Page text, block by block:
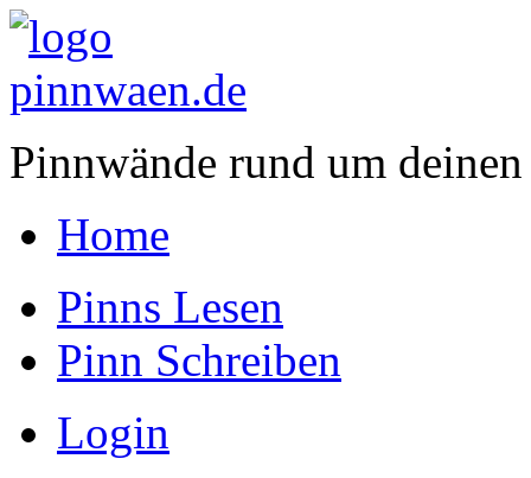
Pinnwände rund um
Home
Pinns Lesen
Pinn Schreiben
Login